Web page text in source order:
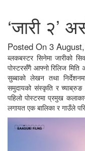
‘जारी २’
Posted On 3
ब्लकबस्टर सिनेमा जारीको
पोस्टरसँगै आफ्नो रिलिज
सुब्बाको लेखन तथा
समुदायको संस्कृति र च्याब्रुङ
पहिलो पोस्टरमा प्रमुख
लगायत एक बालिका र गाउँले